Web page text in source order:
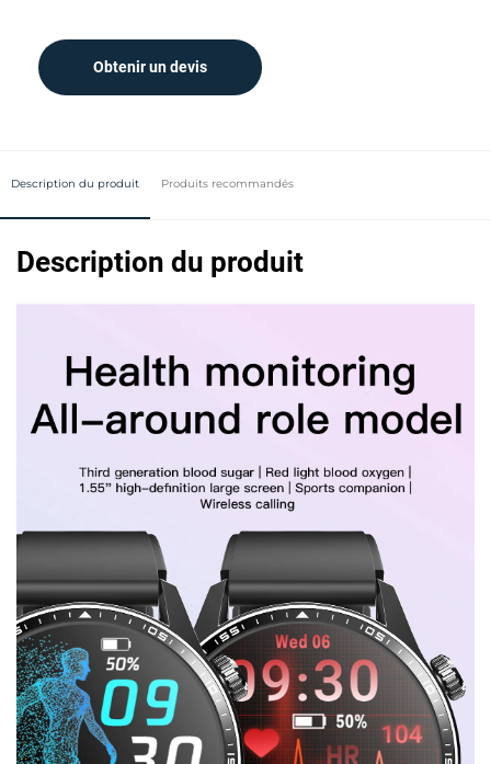
Obtenir un devis
Description du produit Produits recommandés
Description du produit